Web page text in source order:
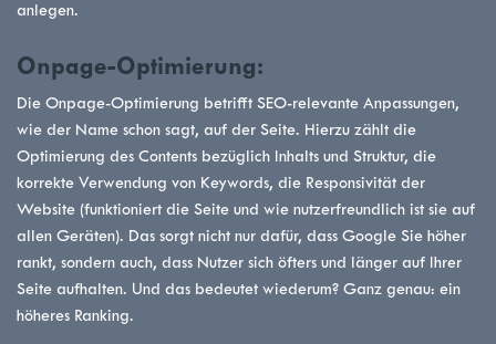
anlegen.
Onpage-Optimierung:
Die Onpage-Optimierung betrifft SEO-relevante Anpassungen,
wie der Name schon sagt, auf der Seite. Hierzu zählt die
Optimierung des Contents bezüglich Inhalts und Struktur, die
korrekte Verwendung von Keywords, die Responsivität der
Website (funktioniert die Seite und wie nutzerfreundlich ist sie auf
allen Geräten). Das sorgt nicht nur dafür, dass Google Sie höher
rankt, sondern auch, dass Nutzer sich öfters und länger auf Ihrer
Seite aufhalten. Und das bedeutet wiederum? Ganz genau: ein
höheres Ranking.